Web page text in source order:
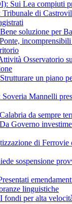
Sui Lea compiuti
di
soluzione per
Osservatorio
un piano
Mannelli
da sempre
Governo
di Ferrovie
sospensione
linguistiche
fondi per alta